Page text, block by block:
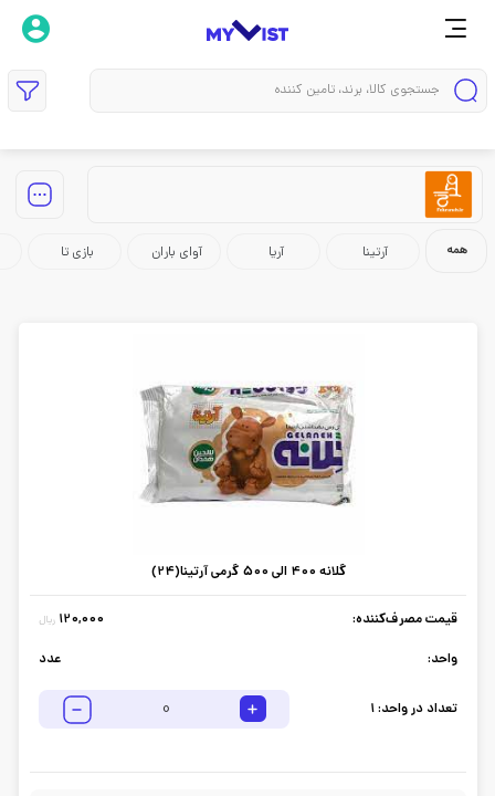
همه آرتینا آریا آوای باران بازی تا
گلانه 400 الی 500 گرمی آرتینا(24)
قیمت مصرف‌کننده: 120,000 ریال
واحد: عدد
تعداد در واحد:1